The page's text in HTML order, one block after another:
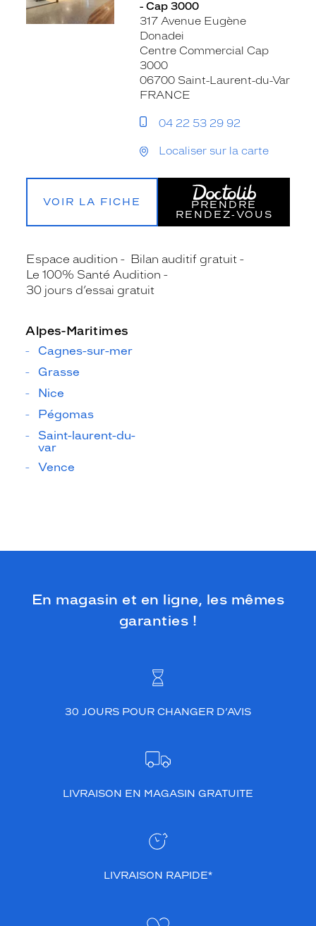
- Cap 3000
317 Avenue Eugène
Donadei
Centre Commercial Cap
3000
06700 Saint-Laurent-du-Var
FRANCE
04 22 53 29 92
Localiser sur la carte
VOIR LA FICHE
PRENDRE
RENDEZ‑VOUS
Espace audition
Bilan auditif gratuit
Le 100% Santé Audition
30 jours d’essai gratuit
Alpes-Maritimes
Cagnes-sur-mer
Grasse
Nice
Pégomas
Saint-laurent-du-
var
Vence
En magasin et en ligne, les mêmes
garanties !
30 JOURS POUR CHANGER D’AVIS
LIVRAISON EN MAGASIN GRATUITE
LIVRAISON RAPIDE*